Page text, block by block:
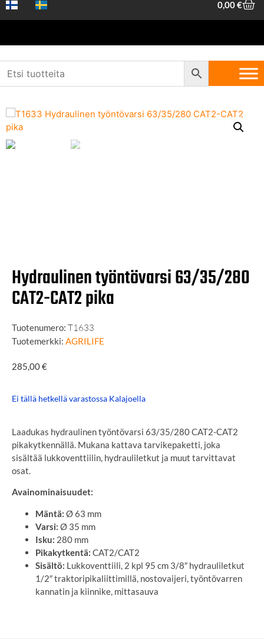
0,00€
Etusivu Työkonetarvikkeet
/ Hydraulinen työntövarsi 63/35/280
Hydraulinen työntövarsi 63/35/280
CAT2-CAT2 pika
Tuotenumero: T1633
Tuotemerkki: AGRILIFE
285,00€
Ei tällä hetkellä varastossa Kalajoella
Laadukas hydraulinen työntövarsi 63/35/280 CAT2-CAT2
pikakytkennällä. Mukana kattava tarvikepaketti, joka
sisältää lukkoventtiilin, hydrauliletkut ja muut tarvittavat
osat.
Avainominaisuudet:
Mäntä: Ø 63 mm
Varsi: Ø 35 mm
Isku: 280 mm
Pikakytkentä: CAT2/CAT2
Sisältö: Lukkoventtiili, 2 kpl 95 cm 3/8″ hydrauliletkut
1/2″ traktoripikaliittimillä, nostovaijeri, työntövarren
kannatin ja kiinnike, mittasauva